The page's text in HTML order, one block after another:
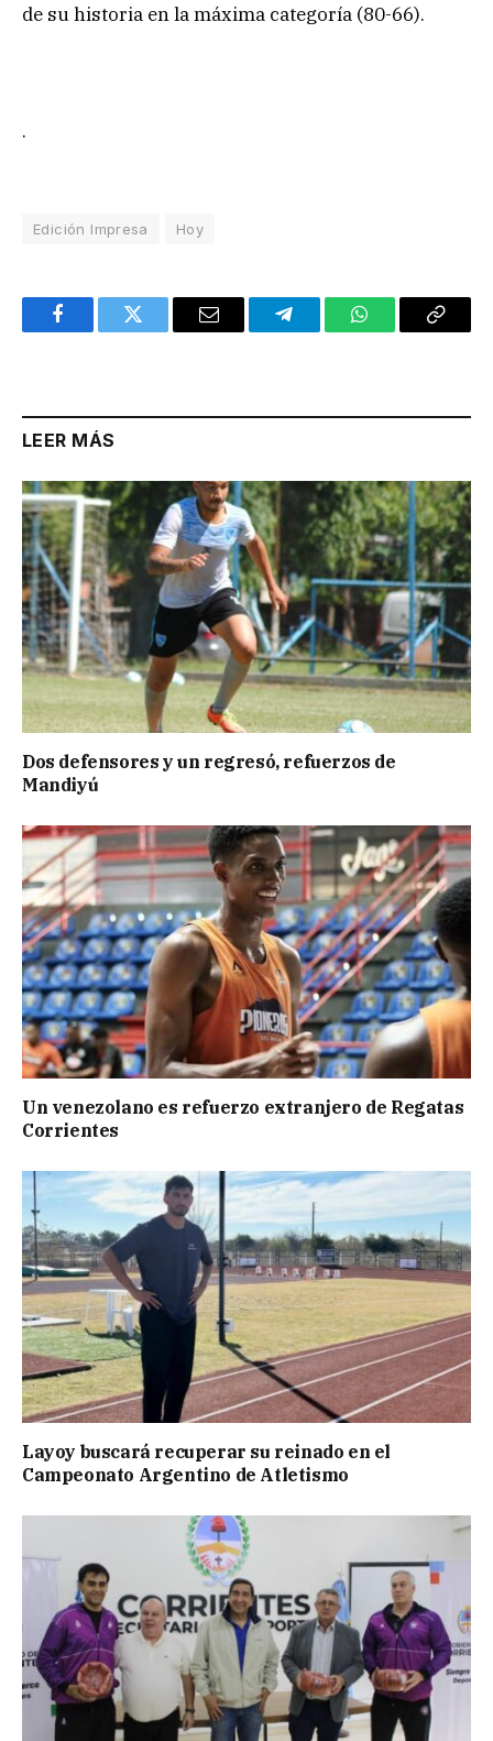
de su historia en la máxima categoría (80-66).
.
Edición Impresa Hoy
FacebookTwitter Email TelegramWhatsAppCopy
LEER MÁS
Dos defensores y un regresó, refuerzos de
Mandiyú
Un venezolano es refuerzo extranjero de Regatas
Corrientes
Layoy buscará recuperar su reinado en el
Campeonato Argentino de Atletismo